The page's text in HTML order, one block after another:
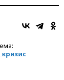
кризис